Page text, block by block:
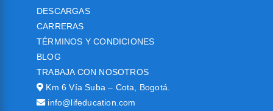
DESCARGAS
CARRERAS
TÉRMINOS Y CONDICIONES
BLOG
TRABAJA CON NOSOTROS
Km 6 Vía Suba – Cota, Bogotá.
info@lifeducation.com